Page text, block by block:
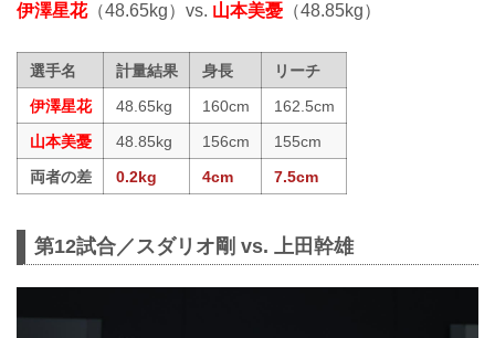
伊澤星花（48.65kg）vs. 山本美憂 （48.85kg）
選手名 計量結果 身長
リーチ
伊澤星花
48.65kg 160cm
162.5cm
山本美憂
48.85kg 156cm
155cm
両者の差
0.2kg 4cm 7.5cm
第12試合／スダリオ剛 vs. 上田幹雄